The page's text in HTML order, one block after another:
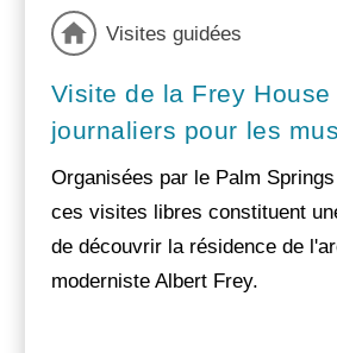
Visites guidées
Visite de la Frey
journaliers pour les
Organisées par le Palm
ces visites libres constituent
de découvrir la résidence de
moderniste Albert Frey.